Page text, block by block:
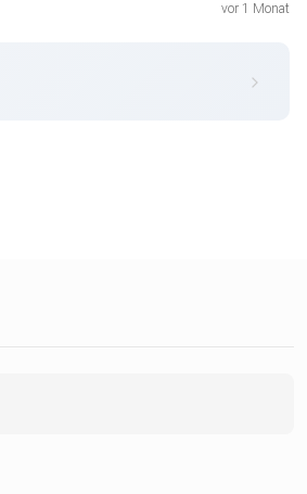
vor 1 Monat